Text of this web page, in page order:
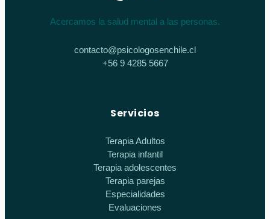
Acercamos la salud mental a las personas.
contacto@psicologosenchile.cl
+56 9 4285 5667
Servicios
Terapia Adultos
Terapia infantil
Terapia adolescentes
Terapia parejas
Especialidades
Evaluaciones